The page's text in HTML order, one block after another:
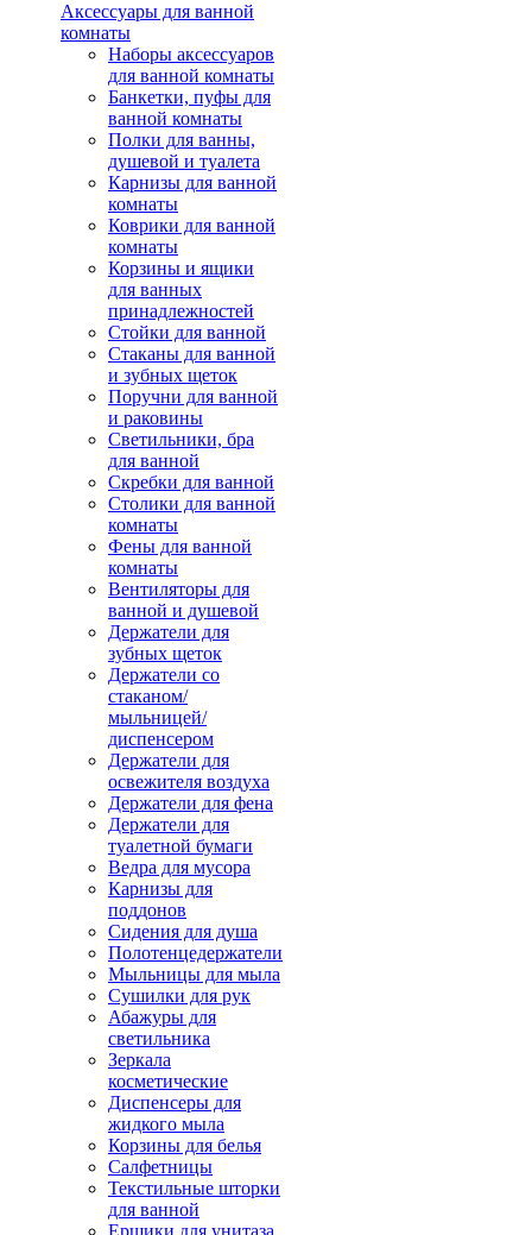
Аксессуары для ванной
комнаты
Наборы аксессуаров
для ванной комнаты
Банкетки, пуфы для
ванной комнаты
Полки для ванны,
душевой и туалета
Карнизы для ванной
комнаты
Коврики для ванной
комнаты
Корзины и ящики
для ванных
принадлежностей
Стойки для ванной
Стаканы для ванной
и зубных щеток
Поручни для ванной
и раковины
Светильники, бра
для ванной
Скребки для ванной
Столики для ванной
комнаты
Фены для ванной
комнаты
Вентиляторы для
ванной и душевой
Держатели для
зубных щеток
Держатели со
стаканом/
мыльницей/
диспенсером
Держатели для
освежителя воздуха
Держатели для фена
Держатели для
туалетной бумаги
Ведра для мусора
Карнизы для
поддонов
Сидения для душа
Полотенцедержатели
Мыльницы для мыла
Сушилки для рук
Абажуры для
светильника
Зеркала
косметические
Диспенсеры для
жидкого мыла
Корзины для белья
Салфетницы
Текстильные шторки
для ванной
Ершики для унитаза